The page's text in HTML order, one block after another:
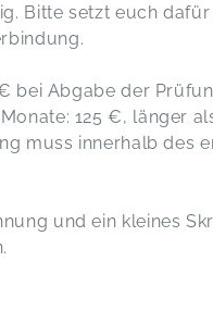
Bitte setzt euch
bei Abgabe der
125 €, länger
muss innerhalb des
und ein kleines